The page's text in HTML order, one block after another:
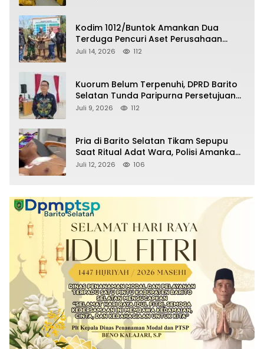
Kodim 1012/Buntok Amankan Dua
Terduga Pencuri Aset Perusahaan
Sitaan Satgas PKH, Satu Paket Diduga
Juli 14, 2026 112
Kuorum Belum Terpenuhi, DPRD Barito
Selatan Tunda Paripurna Persetujuan
Raperda Pertanggungjawaban APBD
Juli 9, 2026 112
Pria di Barito Selatan Tikam Sepupu
Saat Ritual Adat Wara, Polisi Amankan
Pelaku
Juli 12, 2026 106